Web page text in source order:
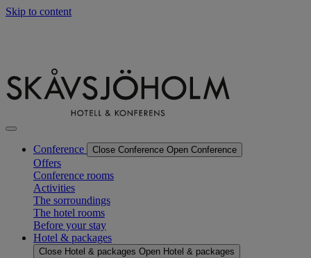
Skip to content
Conference Close Conference Open Conference
Offers
Conference rooms
Activities
The sorroundings
The hotel rooms
Before your stay
Hotel & packages
Close Hotel & packages Open Hotel & packages